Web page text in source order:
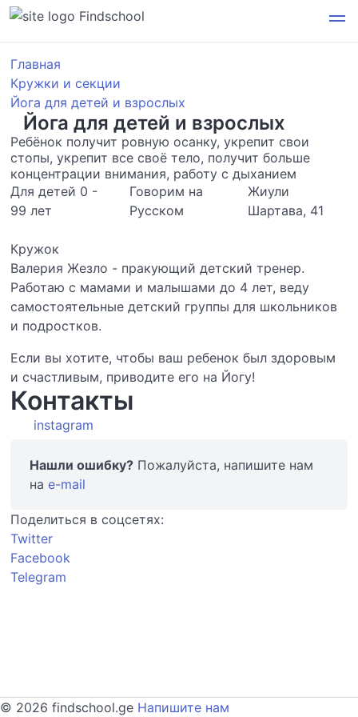
Findschool
Главная
Кружки и секции
Йога для детей и взрослых
Йога для детей и взрослых
Ребёнок получит ровную осанку, укрепит свои
стопы, укрепит все своё тело, получит больше
концентрации внимания, работу с дыханием
Для детей 0 -
99 лет
Кружок
Говорим на
Русском
Жиули
Шартава, 41
Валерия Жезло - пракующий детский тренер.
Работаю с мамами и малышами до 4 лет, веду
самостоятельные детский группы для школьников
и подростков.
Если вы хотите, чтобы ваш ребенок был здоровым
и счастливым, приводите его на Йогу!
Контакты
instagram
Нашли ошибку? Пожалуйста, напишите нам
наe-mail
Поделиться в соцсетях:
Twitter
Facebook
Telegram
© 2026 findschool.ge Напишите нам